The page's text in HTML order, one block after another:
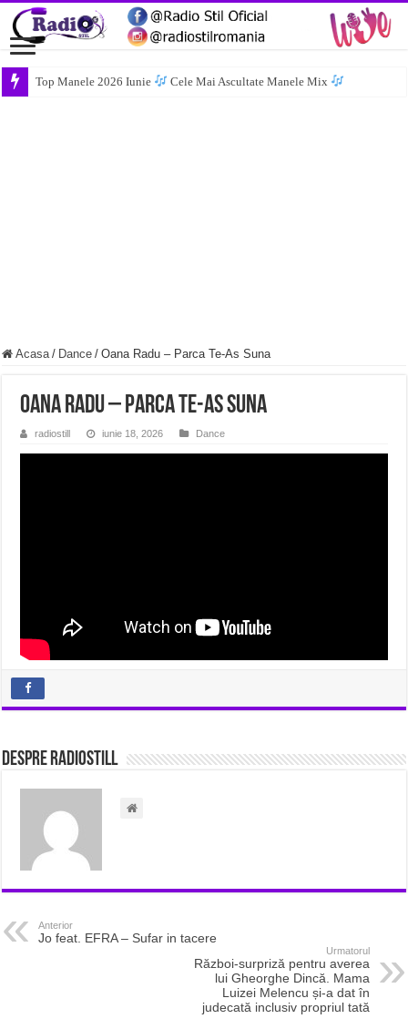
Top Manele 2026 Iunie Cele Mai Ascultate Manele Mix
Acasa / Dance / Oana Radu – Parca Te-As Suna
Oana Radu – Parca Te-As Suna
radiostill iunie 18, 2026 Dance
Despre radiostill
Anterior
Jo feat. EFRA – Sufar in tacere
Urmatorul
Război-surpriză pentru averea
lui Gheorghe Dincă. Mama
Luizei Melencu și-a dat în
judecată inclusiv propriul tată